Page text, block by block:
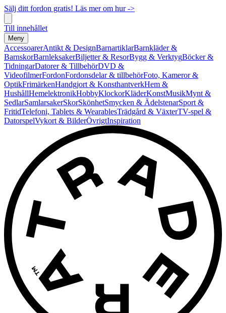
Sälj ditt fordon gratis! Läs mer om hur ->
Till innehållet
Meny
AccessoarerAntikt & DesignBarnartiklarBarnkläder &
BarnskorBarnleksakerBiljetter & ResorBygg & VerktygBöcker &
TidningarDatorer & TillbehörDVD &
VideofilmerFordonFordonsdelar & tillbehörFoto, Kameror &
OptikFrimärkenHandgjort & KonsthantverkHem &
HushållHemelektronikHobbyKlockorKläderKonstMusikMynt &
SedlarSamlarsakerSkorSkönhetSmycken & ÄdelstenarSport &
FritidTelefoni, Tablets & WearablesTrädgård & VäxterTV-spel &
DatorspelVykort & BilderÖvrigtInspiration